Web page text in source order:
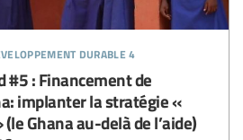
durable 4
: Financement de
implanter la stratégie «
Ghana au-delà de l’aide)